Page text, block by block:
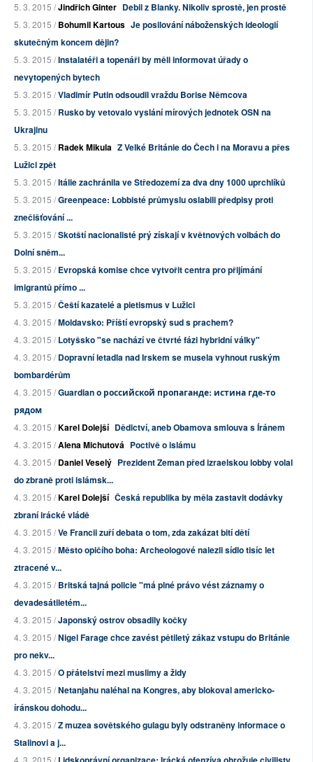
5. 3. 2015 /Jindřich Ginter Debil z Blanky. Nikoliv sprostě, jen prostě
5. 3. 2015 /Bohumil Kartous Je posilování náboženských ideologií
skutečným koncem dějin?
5. 3. 2015 /Instalatéři a topenáři by měli informovat úřady o
nevytopených bytech
5. 3. 2015 /Vladimír Putin odsoudil vraždu Borise Němcova
5. 3. 2015 /Rusko by vetovalo vyslání mírových jednotek OSN na
Ukrajinu
5. 3. 2015 /Radek Mikula Z Velké Británie do Čech i na Moravu a přes
Lužici zpět
5. 3. 2015 /Itálie zachránila ve Středozemí za dva dny 1000 uprchlíků
5. 3. 2015 /Greenpeace: Lobbisté průmyslu oslabili předpisy proti
znečišťování ...
5. 3. 2015 /Skotští nacionalisté prý získají v květnových volbách do
Dolní sněm...
5. 3. 2015 /Evropská komise chce vytvořit centra pro přijímání
imigrantů přímo ...
5. 3. 2015 /Čeští kazatelé a pietismus v Lužici
4. 3. 2015 /Moldavsko: Příští evropský sud s prachem?
4. 3. 2015 /Lotyšsko "se nachází ve čtvrté fázi hybridní války"
4. 3. 2015 /Dopravní letadla nad Irskem se musela vyhnout ruským
bombardérům
4. 3. 2015 /Guardian о российской пропаганде: истина где-то
рядом
4. 3. 2015 /Karel Dolejší Dědictví, aneb Obamova smlouva s Íránem
4. 3. 2015 /Alena Michutová Poctivě o islámu
4. 3. 2015 /Daniel Veselý Prezident Zeman před izraelskou lobby volal
do zbraně proti islámsk...
4. 3. 2015 /Karel Dolejší Česká republika by měla zastavit dodávky
zbraní irácké vládě
4. 3. 2015 /Ve Francii zuří debata o tom, zda zakázat bití dětí
4. 3. 2015 /Město opičího boha: Archeologové nalezli sídlo tisíc let
ztracené v...
4. 3. 2015 /Britská tajná policie "má plné právo vést záznamy o
devadesátiletém...
4. 3. 2015 /Japonský ostrov obsadily kočky
4. 3. 2015 /Nigel Farage chce zavést pětiletý zákaz vstupu do Británie
pro nekv...
4. 3. 2015 /O přátelství mezi muslimy a židy
4. 3. 2015 /Netanjahu naléhal na Kongres, aby blokoval americko-
íránskou dohodu...
4. 3. 2015 /Z muzea sovětského gulagu byly odstraněny informace o
Stalinovi a j...